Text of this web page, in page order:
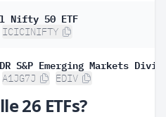
Nifty 50 ETF
ICICINIFTY
A1JG7J EDIV
26 ETFs?